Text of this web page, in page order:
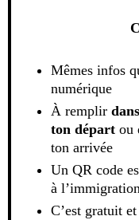
Mêmes infos
numérique
À remplir
ton départ ou
ton arrivée
Un QR code
à
C’est gratuit